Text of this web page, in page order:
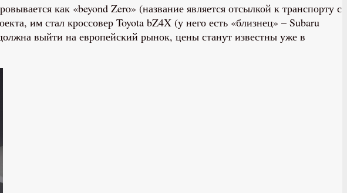
как «beyond Zero» (название является отсылкой к транспорту с
им стал кроссовер Toyota bZ4X (у него есть «близнец» – Subaru
выйти на европейский рынок, цены станут известны уже в